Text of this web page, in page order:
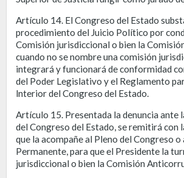
Artículo 14. El Congreso del Estado
procedimiento del Juicio Político por
Comisión jurisdiccional o bien la
cuando no se nombre una comisión
integrará y funcionará de conformidad
del Poder Legislativo y el Reglamento
lnterior del Congreso del Estado.
Artículo 15. Presentada la denuncia ante
del Congreso del Estado, se remitirá con
que la acompañe al Pleno del Congreso
Permanente, para que el Presidente la
jurisdiccional o bien la Comisión